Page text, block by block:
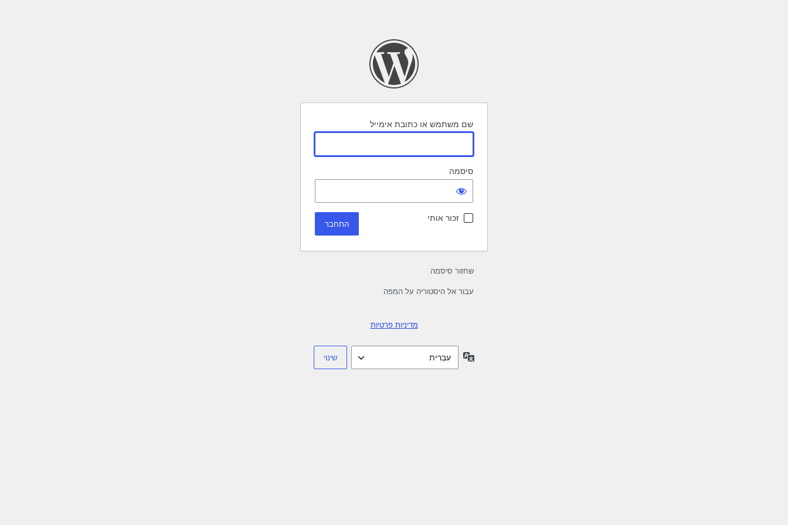
שם משתמש או כתובת אימייל
סיסמה
זכור אותי
שחזור סיסמה
עבור אל היסטוריה על המפה
מדיניות פרטיות
שפה